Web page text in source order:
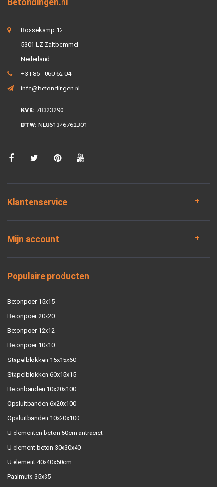
Betondingen.nl
Bossekamp 12
5301 LZ Zaltbommel
Nederland
+31 85 - 060 62 04
info@betondingen.nl
KVK: 78323290
BTW: NL861346762B01
Klantenservice
Mijn account
Populaire producten
Betonpoer 15x15
Betonpoer 20x20
Betonpoer 12x12
Betonpoer 10x10
Stapelblokken 15x15x60
Stapelblokken 60x15x15
Betonbanden 10x20x100
Opsluitbanden 6x20x100
Opsluitbanden 10x20x100
U elementen beton 50cm antraciet
U element beton 30x30x40
U element 40x40x50cm
Paalmuts 35x35